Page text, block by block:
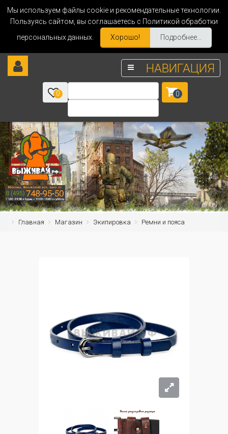
Мы используем файлы cookie и рекомендательные технологии.
Пользуясь сайтом, вы соглашаетесь с Политикой обработки
персональных данных.
Хорошо! Подробнее...
НАВИГАЦИЯ
0 0
Главная Магазин Экипировка Ремни и пояса